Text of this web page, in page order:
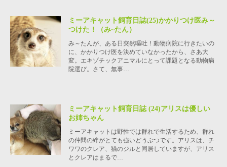
ミーアキャット飼育日誌(25)かかりつけ医み～
つけた！（み~たん）
み～たんが、ある日突然嘔吐！動物病院に行きたいの
に、かかりつけ医を決めていなかったから、さあ大
変。エキゾチックアニマルにとって課題となる動物病
院選び。さて、無事…
ミーアキャット飼育日誌 (24)アリスは優しい
お姉ちゃん
ミーアキャットは野性では群れで生活するため、群れ
の仲間の絆がとても強いどうぶつです。アリスは、チ
ワワのクレア、猫のジルと同居していますが、アリス
とクレアはまるで…